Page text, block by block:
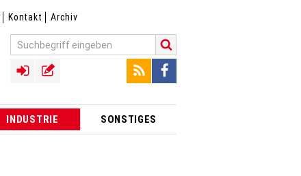
Kontakt Archiv
INDUSTRIE SONSTIGES